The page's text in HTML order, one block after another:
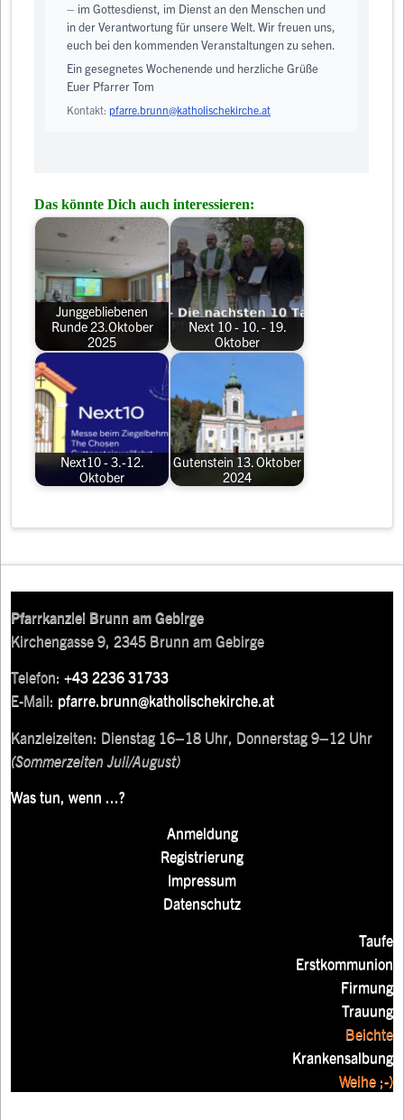
– im Gottesdienst, im Dienst an den Menschen und
in der Verantwortung für unsere Welt. Wir freuen uns,
euch bei den kommenden Veranstaltungen zu sehen.
Ein gesegnetes Wochenende und herzliche Grüße
Euer Pfarrer Tom
Kontakt: pfarre.brunn@katholischekirche.at
Das könnte Dich auch interessieren:
Junggebliebenen
Runde 23.Oktober
2025
Next 10 - 10. - 19.
Oktober
Next10 - 3.-12.
Oktober
Gutenstein 13. Oktober
2024
Pfarrkanzlei Brunn am Gebirge
Kirchengasse 9, 2345 Brunn am Gebirge
Telefon:+43 2236 31733
E-Mail: pfarre.brunn@katholischekirche.at
Kanzleizeiten: Dienstag 16–18 Uhr, Donnerstag 9–12 Uhr
(Sommerzeiten Juli/August)
Was tun, wenn ...?
Anmeldung
Registrierung
Impressum
Datenschutz
Taufe
Erstkommunion
Firmung
Trauung
Beichte
Krankensalbung
Weihe ;-)